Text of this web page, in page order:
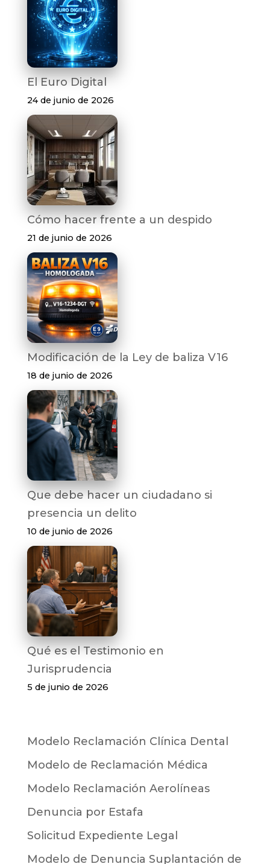
El Euro Digital
24 de junio de 2026
Cómo hacer frente a un despido
21 de junio de 2026
Modificación de la Ley de baliza V16
18 de junio de 2026
Que debe hacer un ciudadano si
presencia un delito
10 de junio de 2026
Qué es el Testimonio en
Jurisprudencia
5 de junio de 2026
Modelo Reclamación Clínica Dental
Modelo de Reclamación Médica
Modelo Reclamación Aerolíneas
Denuncia por Estafa
Solicitud Expediente Legal
Modelo de Denuncia Suplantación de